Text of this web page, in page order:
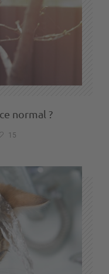
normal ?
15